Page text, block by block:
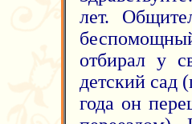
лет.
отбирал у
детский сад
года он